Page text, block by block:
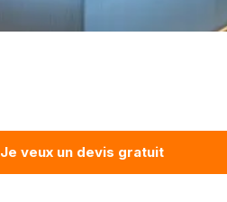
Je veux un devis gratuit